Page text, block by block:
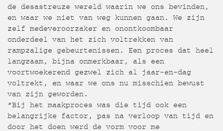
de desastreuze wereld waarin we ons bevinden,
en waar we niet van weg kunnen gaan. We zijn
zelf medeveroorzaker en onontkoombaar
onderdeel van het zich voltrekken van
rampzalige gebeurtenissen. Een proces dat heel
langzaam, bijna onmerkbaar, als een
voortwoekerend gezwel zich al jaar-en-dag
voltrekt, en waar we ons nu misschien bewust
van zijn geworden.
“Bij het maakproces was die tijd ook een
belangrijke factor, pas na verloop van tijd en
door het doen werd de vorm voor me